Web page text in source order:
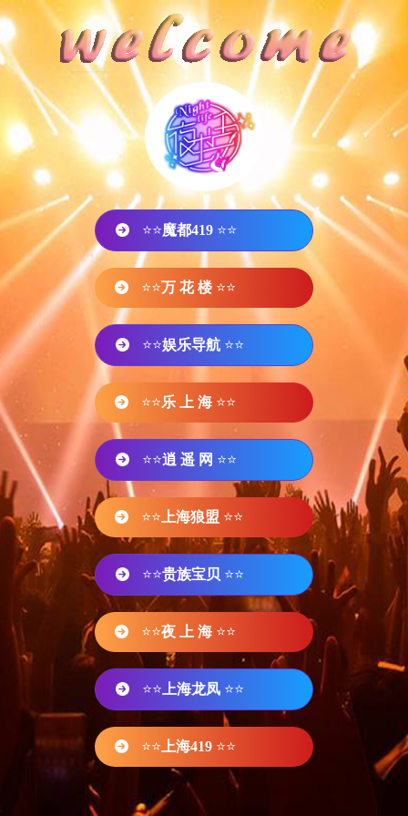
⭐⭐魔都419 ⭐⭐
⭐⭐万 花 楼 ⭐⭐
⭐⭐娱乐导航 ⭐⭐
⭐⭐乐 上 海 ⭐⭐
⭐⭐逍 遥 网 ⭐⭐
⭐⭐ 上海狼盟 ⭐⭐
⭐⭐贵族宝贝 ⭐⭐
⭐⭐夜 上 海 ⭐⭐
⭐⭐ 上海龙凤 ⭐⭐
⭐⭐ 上海419 ⭐⭐